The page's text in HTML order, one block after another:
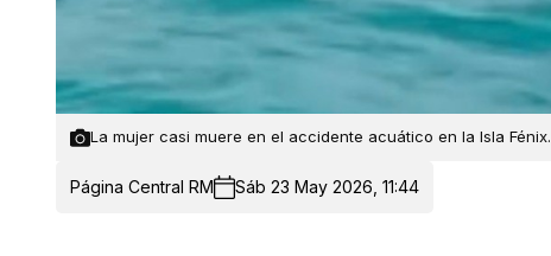
La mujer casi muere en el accidente acuático en la Isla Fénix.
Página Central RM Sáb 23 May 2026, 11:44